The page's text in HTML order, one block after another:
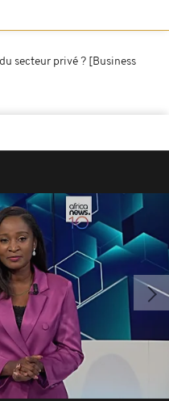
secteur privé ? [Business